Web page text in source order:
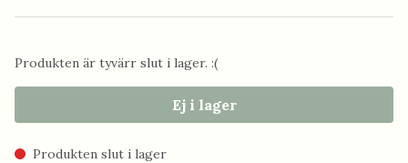
Produkten är tyvärr slut i lager. :(
Ej i lager
Produkten slut i lager